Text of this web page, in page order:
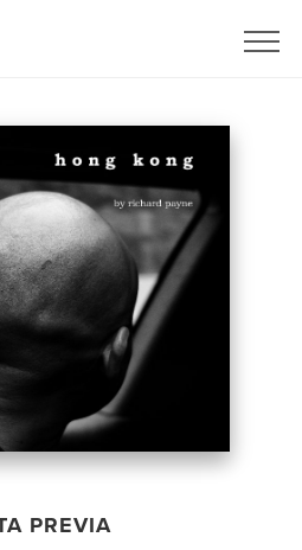
PREVIA